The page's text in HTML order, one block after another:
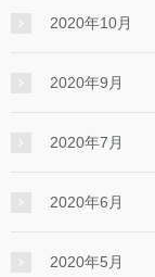
2020年10月
2020年9月
2020年7月
2020年6月
2020年5月